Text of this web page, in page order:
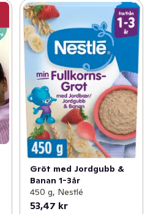
Gröt med Jordgubb &
Banan 1-3år
450 g, Nestlé
53,47 kr